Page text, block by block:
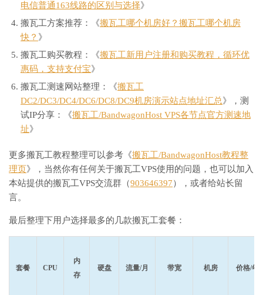
电信普通163线路的区别与选择》
搬瓦工方案推荐：《搬瓦工哪个机房好？搬瓦工哪个机房
快？ 》
搬瓦工购买教程：《搬瓦工新用户注册和购买教程，循环优
惠码，支持支付宝》
搬瓦工测速网站整理：《搬瓦工
DC2/DC3/DC4/DC6/DC8/DC9机房演示站点地址汇总》，测
试IP分享：《搬瓦工/BandwagonHost VPS各节点官方测速地
址》
更多搬瓦工教程整理可以参考《搬瓦工/BandwagonHost教程整
理页》，当然你有任何关于搬瓦工VPS使用的问题，也可以加入
本站提供的搬瓦工VPS交流群（903646397），或者给站长留
言。
最后整理下用户选择最多的几款搬瓦工套餐：
套餐 CPU
内
存
硬盘 流量/月 带宽 机房 价格/年